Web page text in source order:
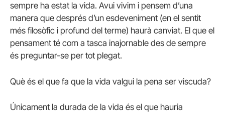
sempre ha estat la vida. Avui vivim i pensem d’una
manera que després d’un esdeveniment (en el sentit
més filosòfic i profund del terme) haurà canviat. El que el
pensament té com a tasca inajornable des de sempre
és preguntar-se per tot plegat.
Què és el que fa que la vida valgui la pena ser viscuda?
Únicament la durada de la vida és el que hauria